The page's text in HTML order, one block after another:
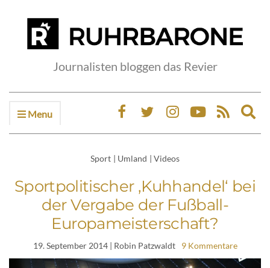
Journalisten bloggen das Revier
Menu
Sport | Umland | Videos
Sportpolitischer ‚Kuhhandel‘ bei
der Vergabe der Fußball-
Europameisterschaft?
19. September 2014| Robin Patzwaldt 9 Kommentare